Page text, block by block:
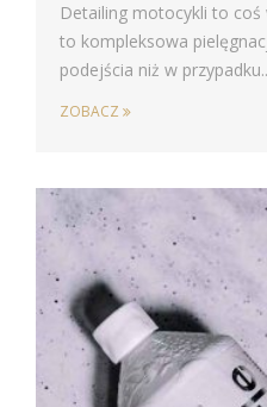
Detailing motocykli to coś
to kompleksowa
podejścia niż w
ZOBACZ